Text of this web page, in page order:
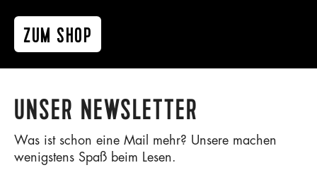
ZUM SHOP
UNSER NEWSLETTER
Was ist schon eine Mail mehr? Unsere machen
wenigstens Spaß beim Lesen.